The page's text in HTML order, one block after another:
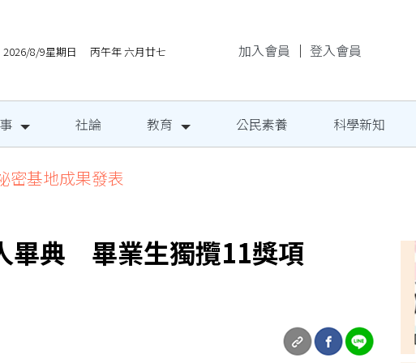
2026/8/9星期日 丙午年 六月廿七 加入會員 ｜ 登入會員
社論 教育 公民素養 科學新知
基地成果發表
畢典 畢業生獨攬11獎項